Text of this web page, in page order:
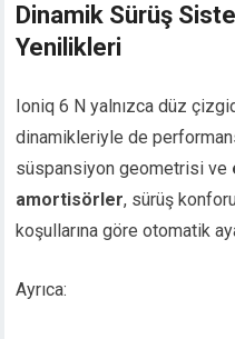
Dinamik Sürüş
Yenilikleri
Ioniq 6 N yalnızca düz
dinamikleriyle de
süspansiyon geometrisi ve
amortisörler, sürüş
koşullarına göre otomatik
Ayrıca: